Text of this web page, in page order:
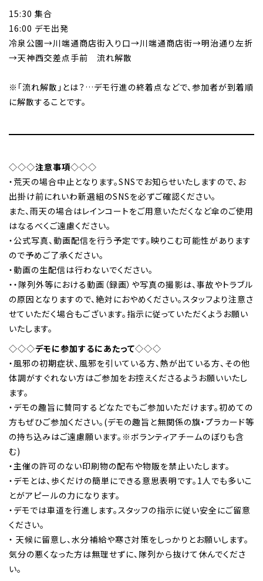
15:30 集合
16:00 デモ出発
冷泉公園→川端通商店街入り口→川端通商店街→明治通り左折
→天神西交差点手前 流れ解散
※「流れ解散」とは？…デモ行進の終着点などで、参加者が到着順
に解散することです。
◇◇◇注意事項◇◇◇
・荒天の場合中止となります。SNSでお知らせいたしますので、お
出掛け前にれいわ新選組のSNSを必ずご確認ください。
また、雨天の場合はレインコートをご用意いただくなど傘のご使用
はなるべくご遠慮ください。
・公式写真、動画配信を行う予定です。映りこむ可能性があります
ので予めご了承ください。
・動画の生配信は行わないでください。
・・隊列外等における動画（録画）や写真の撮影は、事故やトラブル
の原因となりますので、絶対におやめください。スタッフより注意さ
せていただく場合もございます。指示に従っていただくようお願い
いたします。
◇◇◇デモに参加するにあたって◇◇◇
・風邪の初期症状、風邪を引いている方、熱が出ている方、その他
体調がすぐれない方はご参加をお控えくださるようお願いいたし
ます。
・デモの趣旨に賛同するどなたでもご参加いただけます。初めての
方もぜひご参加ください。(デモの趣旨と無関係の旗・プラカード等
の持ち込みはご遠慮願います。※ボランティアチームのぼりも含
む)
・主催の許可のない印刷物の配布や物販を禁止いたします。
・デモとは、歩くだけの簡単にできる意思表明です。1人でも多いこ
とがアピールの力になります。
・デモでは車道を行進します。スタッフの指示に従い安全にご留意
ください。
・ 天候に留意し、水分補給や寒さ対策をしっかりとお願いします。
気分の悪くなった方は無理せずに、隊列から抜けて休んでくださ
い。